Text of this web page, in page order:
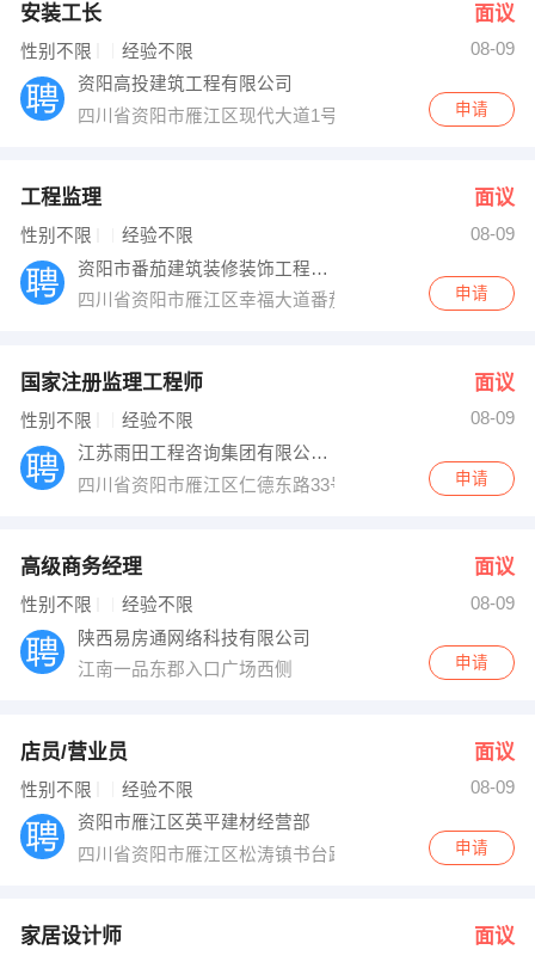
安装工长 面议
性别不限 经验不限
08-09
资阳高投建筑工程有限公司
四川省资阳市雁江区现代大道1号
申请
工程监理 面议
性别不限 经验不限
08-09
资阳市番茄建筑装修装饰工程有限公司
四川省资阳市雁江区幸福大道番茄装饰
申请
国家注册监理工程师 面议
性别不限 经验不限
08-09
江苏雨田工程咨询集团有限公司资阳分公司
四川省资阳市雁江区仁德东路33号二层
申请
高级商务经理 面议
性别不限 经验不限
08-09
陕西易房通网络科技有限公司
江南一品东郡入口广场西侧
申请
店员/营业员 面议
性别不限 经验不限
08-09
资阳市雁江区英平建材经营部
四川省资阳市雁江区松涛镇书台路
申请
家居设计师 面议